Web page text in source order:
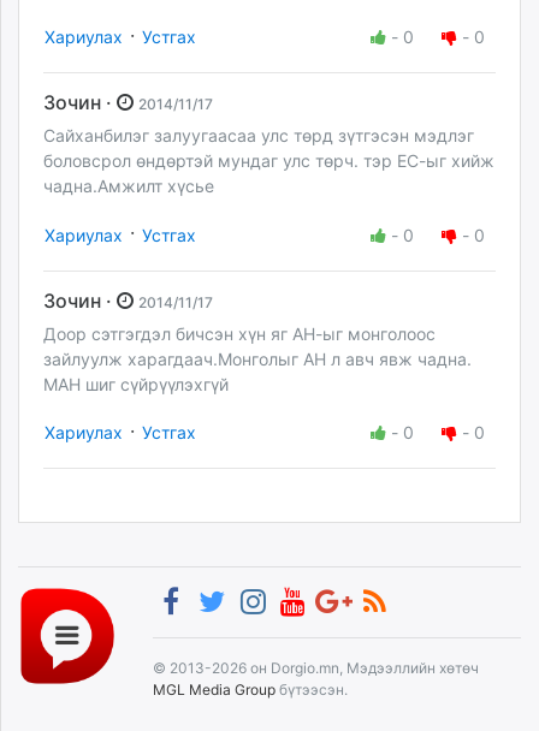
Хариулах · Устгах - 0 - 0
Зочин · 2014/11/17
Сайханбилэг залуугаасаа улс төрд зүтгэсэн мэдлэг
боловсрол өндөртэй мундаг улс төрч. тэр ЕС-ыг хийж
чадна.Амжилт хүсье
Хариулах · Устгах - 0 - 0
Зочин · 2014/11/17
Доор сэтгэгдэл бичсэн хүн яг АН-ыг монголоос
зайлуулж харагдаач.Монголыг АН л авч явж чадна.
МАН шиг сүйрүүлэхгүй
Хариулах · Устгах - 0 - 0
© 2013-2026 он Dorgio.mn, Мэдээллийн хөтөч
MGL Media Group бүтээсэн.